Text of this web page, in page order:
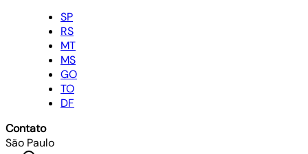
SP
RS
MT
MS
GO
TO
DF
Contato
São Paulo